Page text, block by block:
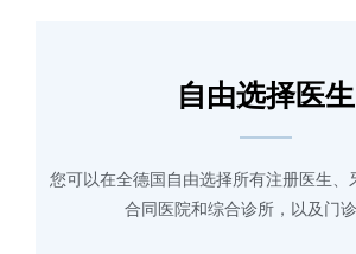
自由选择医生
您可以在全德国自由选择所有注册医生、
合同医院和综合诊所，以及门诊